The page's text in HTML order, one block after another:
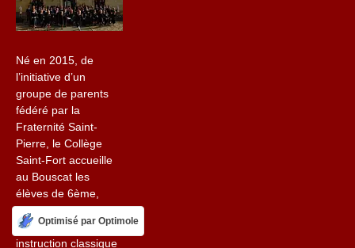
Né en 2015, de
l’initiative d’un
groupe de parents
fédéré par la
Fraternité Saint-
Pierre, le Collège
Saint-Fort accueille
au Bouscat les
élèves de 6ème,
5ème, 4ème et
3ème. Il donne une
instruction classique
Optimisé par Optimole